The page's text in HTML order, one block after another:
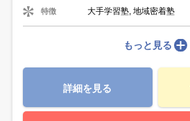
特徴 大手学習塾, 地域密着塾
もっと見る
詳細を見る